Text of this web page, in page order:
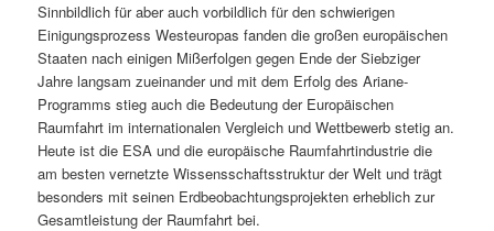
l
t
s
p
r
h
a
l
t
s
Sinnbildlich für aber auch vorbildlich für den schwierigen
Einigungsprozess Westeuropas fanden die großen europäischen
Staaten nach einigen Mißerfolgen gegen Ende der Siebziger
Jahre langsam zueinander und mit dem Erfolg des Ariane-
Programms stieg auch die Bedeutung der Europäischen
Raumfahrt im internationalen Vergleich und Wettbewerb stetig an.
Heute ist die ESA und die europäische Raumfahrtindustrie die
am besten vernetzte Wissensschaftsstruktur der Welt und trägt
besonders mit seinen Erdbeobachtungsprojekten erheblich zur
Gesamtleistung der Raumfahrt bei.